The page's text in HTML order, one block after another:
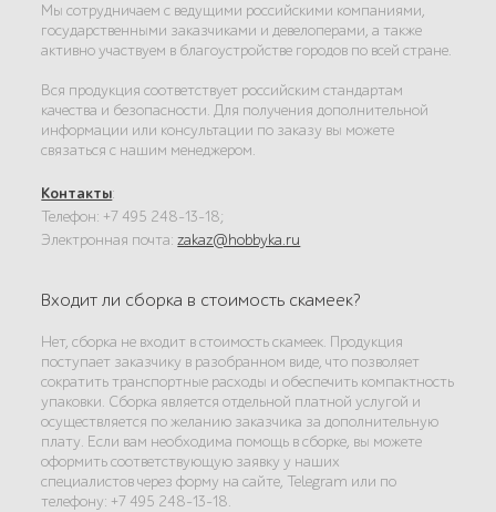
Мы сотрудничаем с ведущими российскими компаниями,
государственными заказчиками и девелоперами, а также
активно участвуем в благоустройстве городов по всей стране.
Вся продукция соответствует российским стандартам
качества и безопасности. Для получения дополнительной
информации или консультации по заказу вы можете
связаться с нашим менеджером.
Контакты:
Телефон: +7 495 248-13-18;
Электронная почта:zakaz@hobbyka.ru
Входит ли сборка в стоимость скамеек?
Нет, сборка не входит в стоимость скамеек. Продукция
поступает заказчику в разобранном виде, что позволяет
сократить транспортные расходы и обеспечить компактность
упаковки. Сборка является отдельной платной услугой и
осуществляется по желанию заказчика за дополнительную
плату. Если вам необходима помощь в сборке, вы можете
оформить соответствующую заявку у наших
специалистов через форму на сайте, Telegram или по
телефону: +7 495 248-13-18.